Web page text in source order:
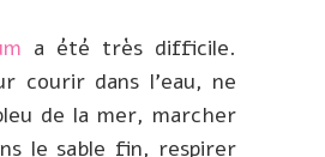
a été très difficile.
courir dans l’eau, ne
de la mer, marcher
le sable fin, respirer